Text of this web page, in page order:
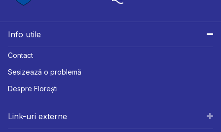
Info utile
Contact
Sesizează o problemă
Despre Florești
Link-uri externe